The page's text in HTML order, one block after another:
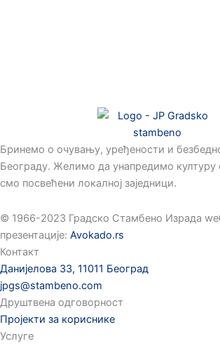
Бринемо о очувању, уређености и
Београду. Желимо да унапредимо културу
смо посвећени локалној заједници.
©️ 1966-2023 Градско Стамбено Израда
презентације: Avokado.rs
Контакт
Данијелова 33, 11011 Београд
jpgs@stambeno.com
Друштвена одговорност
Пројекти за кориснике
Услуге